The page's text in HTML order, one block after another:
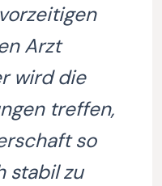
Arzt
wird die
treffen,
so
stabil zu